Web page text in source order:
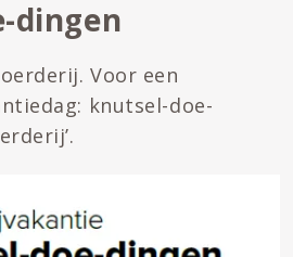
dingen
Voor een
knutsel-doe-